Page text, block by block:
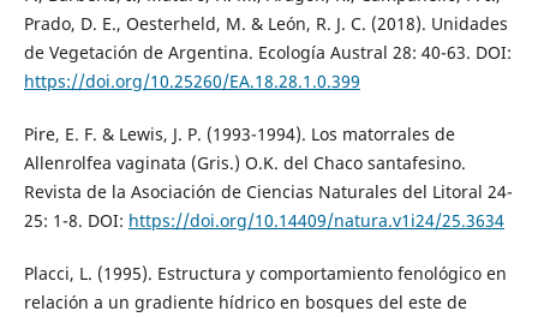
Prado, D. E., Oesterheld, M. & León, R. J. C. (2018). Unidades
de Vegetación de Argentina. Ecología Austral 28: 40-63. DOI:
https://doi.org/10.25260/EA.18.28.1.0.399
Pire, E. F. & Lewis, J. P. (1993-1994). Los matorrales de
Allenrolfea vaginata (Gris.) O.K. del Chaco santafesino.
Revista de la Asociación de Ciencias Naturales del Litoral 24-
25: 1-8. DOI: https://doi.org/10.14409/natura.v1i24/25.3634
Placci, L. (1995). Estructura y comportamiento fenológico en
relación a un gradiente hídrico en bosques del este de